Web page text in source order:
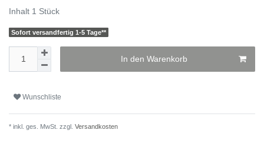
Inhalt 1 Stück
Sofort versandfertig 1-5 Tage**
In den Warenkorb
Wunschliste
* inkl. ges. MwSt. zzgl. Versandkosten